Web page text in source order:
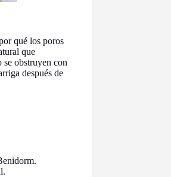
qué los poros
que
se obstruyen con
después de